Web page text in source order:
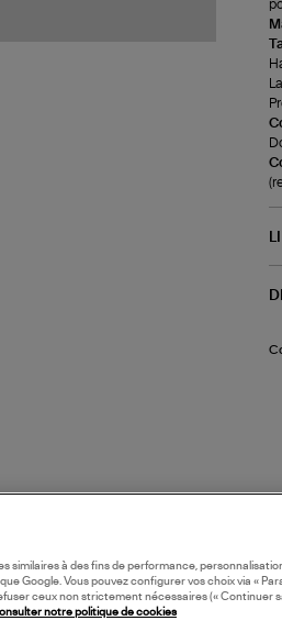
similaires à des fins de performance,
Google. Vous pouvez configurer vos choix via «
ceux non strictement nécessaires (« Continuer
notre politique de cookies